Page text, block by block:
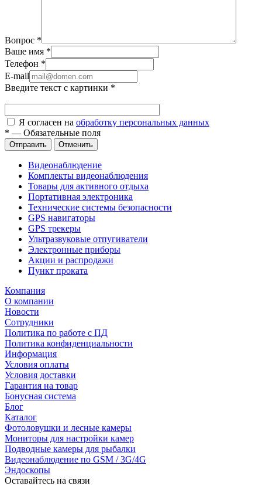
Вопрос *
Ваше имя *
Телефон *
E-mail
Введите текст с картинки *
Я согласен на обработку персональных данных
* — Обязательные поля
Отправить Отменить
Видеонаблюдение
Комплекты видеонаблюдения
Товары для активного отдыха
Портативная электроника
Технические системы безопасности
GPS навигаторы
GPS трекеры
Ультразвуковые отпугиватели
Электронные приборы
Акции и распродажи
Пункт проката
Компания
О компании
Новости
Сотрудники
Политика по работе с ПД
Политика конфиденциальности
Информация
Условия оплаты
Условия доставки
Гарантия на товар
Бонусная система
Блог
Каталог
Фотоловушки и лесные камеры
Мониторы для настройки камер
Подводные камеры для рыбалки
Видеонаблюдение по GSM / 3G/4G
Эндоскопы
Оставайтесь на связи